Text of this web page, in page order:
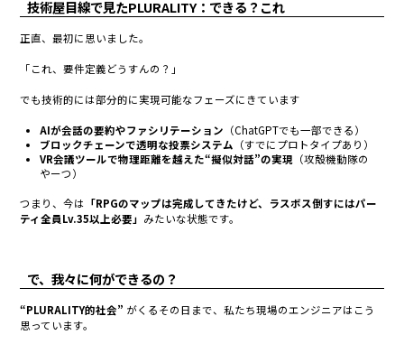
技術屋目線で見たPLURALITY：できる？これ
正直、最初に思いました。
「これ、要件定義どうすんの？」
でも技術的には部分的に実現可能なフェーズにきています
AIが会話の要約やファシリテーション （ChatGPTでも一部できる）
ブロックチェーンで透明な投票システム （すでにプロトタイプあり）
VR会議ツールで物理距離を越えた“擬似対話”の実現 （攻殻機動隊の
やーつ）
つまり、今は 「RPGのマップは完成してきたけど、ラスボス倒すにはパー
ティ全員Lv.35以上必要」 みたいな状態です。
で、我々に何ができるの？
“PLURALITY的社会” がくるその日まで、私たち現場のエンジニアはこう
思っています。